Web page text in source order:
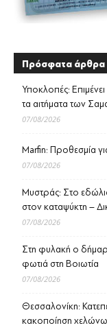
Πρόσφατα άρθρα
Υποκλοπές:
τα αιτήματα των
07/08/2026
Marfin: Προθεσμία
07/08/2026
Μυστράς: Στο
στον καταψύκτη –
07/08/2026
Στη φυλακή ο
φωτιά στη Βοιωτία
07/08/2026
Θεσσαλονίκη:
κακοποίηση